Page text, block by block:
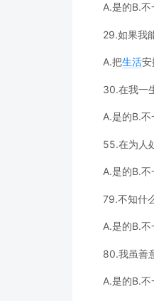
A.是的B.
29.如果我
A.把生活安
30.在我一
A.是的B.
55.在为人
A.是的B.
79.不知什
A.是的B.
80.我虽善
A.是的B.